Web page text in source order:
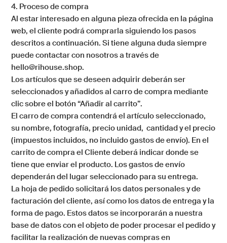
4. Proceso de compra
Al estar interesado en alguna pieza ofrecida en la página
web, el cliente podrá comprarla siguiendo los pasos
descritos a continuación. Si tiene alguna duda siempre
puede contactar con nosotros a través de
hello@rihouse.shop.
Los artículos que se deseen adquirir deberán ser
seleccionados y añadidos al carro de compra mediante
clic sobre el botón “Añadir al carrito”.
El carro de compra contendrá el artículo seleccionado,
su nombre, fotografía, precio unidad, cantidad y el precio
(impuestos incluidos, no incluido gastos de envío). En el
carrito de compra el Cliente deberá indicar donde se
tiene que enviar el producto. Los gastos de envío
dependerán del lugar seleccionado para su entrega.
La hoja de pedido solicitará los datos personales y de
facturación del cliente, así como los datos de entrega y la
forma de pago. Estos datos se incorporarán a nuestra
base de datos con el objeto de poder procesar el pedido y
facilitar la realización de nuevas compras en